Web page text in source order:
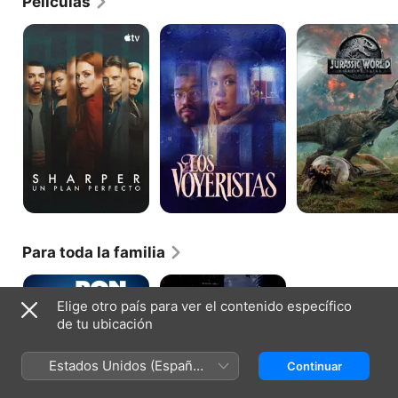
Sharper:
plan
perfecto
Los
voyeristas
Jurassic
World:
El
reino
caído
Para toda la familia
Ron
error
Pokémon
Pikachu
Elige otro país para ver el contenido específico
de tu ubicación
Estados Unidos (Español
México)
Continuar